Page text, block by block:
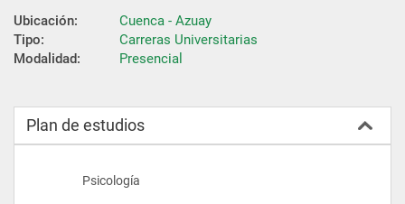
Ubicación:
Cuenca - Azuay
Tipo:
Carreras Universitarias
Modalidad:
Presencial
Plan de estudios
                    Psicología